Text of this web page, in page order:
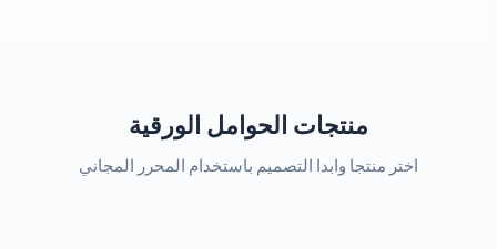
منتجات الحوامل الورقية
اختر منتجا وابدا التصميم باستخدام المحرر المجاني